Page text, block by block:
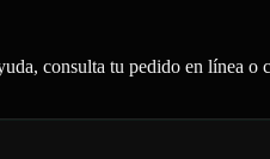
consulta tu pedido en línea